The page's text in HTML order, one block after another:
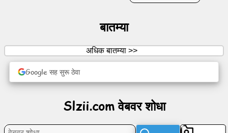
अजेंडा
बातम्या
अधिक बातम्या >>
Google सह सुरू ठेवा
Slzii.com वेबवर शोधा